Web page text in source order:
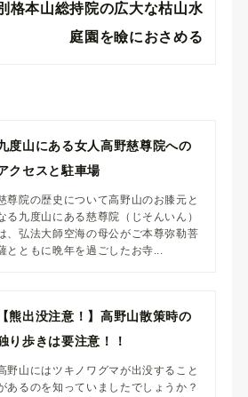
格本山総持院の広大な枯山水
庭園を瞼におさめる
度山にある女人高野慈尊院への
クセスと駐車場
尊院の歴史について高野山のお膝元と
る九度山にある慈尊院（じそんいん）
、弘法大師空海の母公がご本尊弥勒菩
とともに晩年を過ごしたお寺...
【熊出没注意！】高野山散策時の
り歩きは要注意！！
野山にはツキノワグマが出没すること
あるのを知っていましたでしょうか？